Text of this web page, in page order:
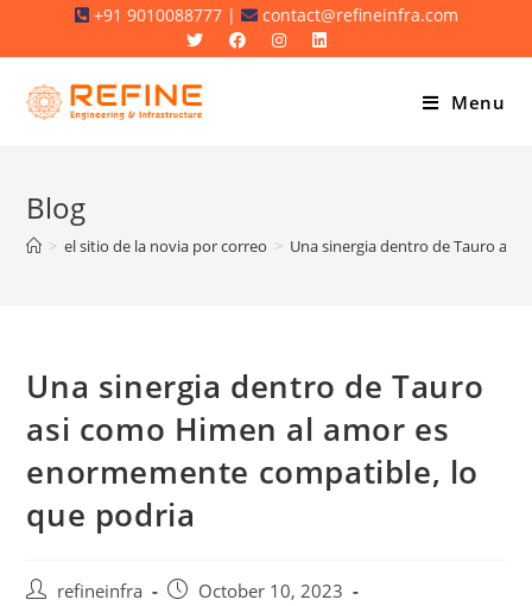
+91 9010088777 | contact@refineinfra.com
Menu
Blog
> el sitio de la novia por correo > Una sinergia dentro de Tauro asi­
Una sinergia dentro de Tauro
asi­ como Himen al amor es
enormemente compatible, lo
que podria
Postrefineinfra
PostOctober 10, 2023